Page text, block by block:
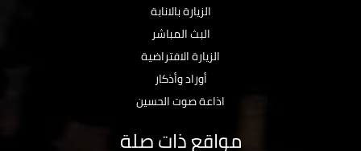
الزيارة بالانابة
البث المباشر
الزيارة الافتراضية
أوراد وأذكار
اذاعة صوت الحسين
مواقع ذات صلة